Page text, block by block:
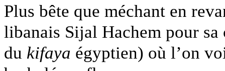
Plus bête que méchant en
libanais Sijal Hachem pour
du kifaya égyptien) où l’on